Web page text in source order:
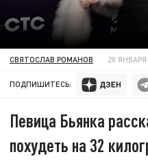
СВЯТОСЛАВ РОМАНОВ 20 ЯНВАРЯ
ПОДПИШИТЕСЬ:
Певица Бьянка
похудеть на 32